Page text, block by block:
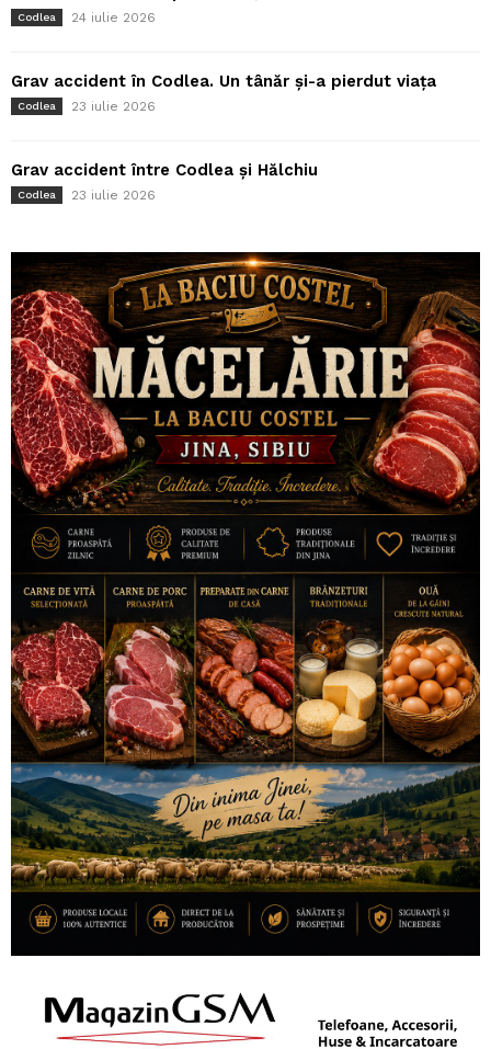
Codlea 24 iulie 2026
Grav accident în Codlea. Un tânăr și-a pierdut viața
Codlea 23 iulie 2026
Grav accident între Codlea și Hălchiu
Codlea 23 iulie 2026